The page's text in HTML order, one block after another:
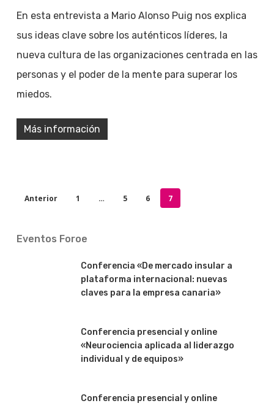
En esta entrevista a Mario Alonso Puig nos explica
sus ideas clave sobre los auténticos líderes, la
nueva cultura de las organizaciones centrada en las
personas y el poder de la mente para superar los
miedos.
Más información
Anterior 1 … 5 6 7
Eventos Foroe
Conferencia «De mercado insular a
plataforma internacional: nuevas
claves para la empresa canaria»
Conferencia presencial y online
«Neurociencia aplicada al liderazgo
individual y de equipos»
Conferencia presencial y online